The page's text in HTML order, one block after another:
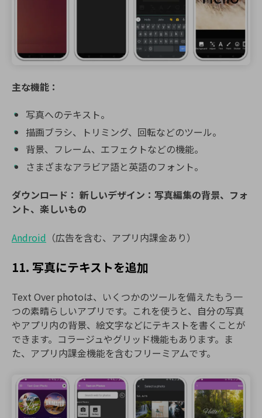
主な機能：
写真へのテキスト。
描画ブラシ、トリミング、回転などのツール。
背景、フレーム、エフェクトなどの機能。
さまざまなアラビア語と英語のフォント。
ダウンロード： 新しいデザイン：写真編集の背景、フォ
ント、楽しいもの
Android （広告を含む、アプリ内課金あり）
11. 写真にテキストを追加
Text Over photoは、いくつかのツールを備えたもう一
つの素晴らしいアプリです。これを使うと、自分の写真
やアプリ内の背景、絵文字などにテキストを書くことが
できます。コラージュやグリッド機能もあります。ま
た、アプリ内課金機能を含むフリーミアムです。